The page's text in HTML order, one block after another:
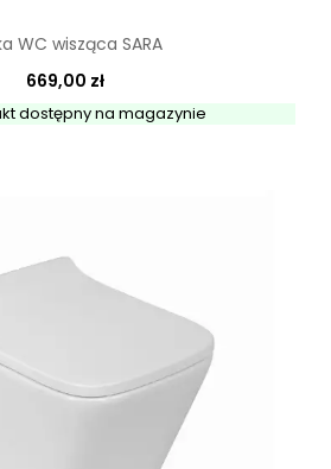
WC wisząca SARA
669,00 zł
dostępny na magazynie